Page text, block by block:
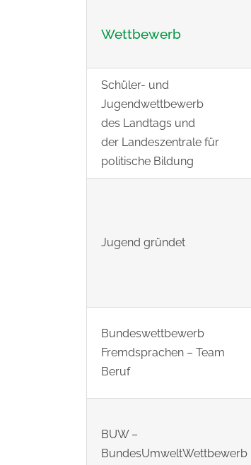
Wettbewerb
Schüler- und
Jugendwettbewerb
des Landtags und
der Landeszentrale für
politische Bildung
Jugend gründet
Bundeswettbewerb
Fremdsprachen – Team
Beruf
BUW –
BundesUmweltWettbewerb